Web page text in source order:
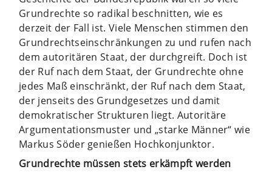
Grundrechte so radikal beschnitten, wie es
derzeit der Fall ist. Viele Menschen stimmen den
Grundrechtseinschränkungen zu und rufen nach
dem autoritären Staat, der durchgreift. Doch ist
der Ruf nach dem Staat, der Grundrechte ohne
jedes Maß einschränkt, der Ruf nach dem Staat,
der jenseits des Grundgesetzes und damit
demokratischer Strukturen liegt. Autoritäre
Argumentationsmuster und „starke Männer“ wie
Markus Söder genießen Hochkonjunktor.
Grundrechte müssen stets erkämpft werden